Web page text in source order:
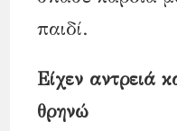
παιδί.
Είχεν αντρειά
θρηνώ